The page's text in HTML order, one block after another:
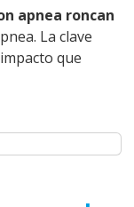
apnea roncan
La clave
que